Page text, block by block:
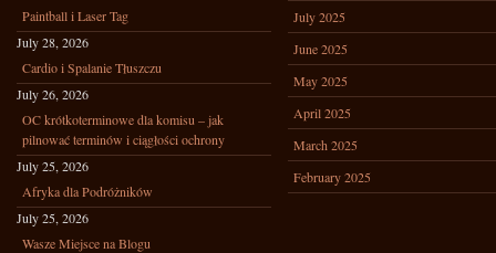
Paintball i Laser Tag
July 28, 2026
Cardio i Spalanie Tłuszczu
July 26, 2026
OC krótkoterminowe dla komisu – jak
pilnować terminów i ciągłości ochrony
July 25, 2026
Afryka dla Podróżników
July 25, 2026
Wasze Miejsce na Blogu
July 2025
June 2025
May 2025
April 2025
March 2025
February 2025